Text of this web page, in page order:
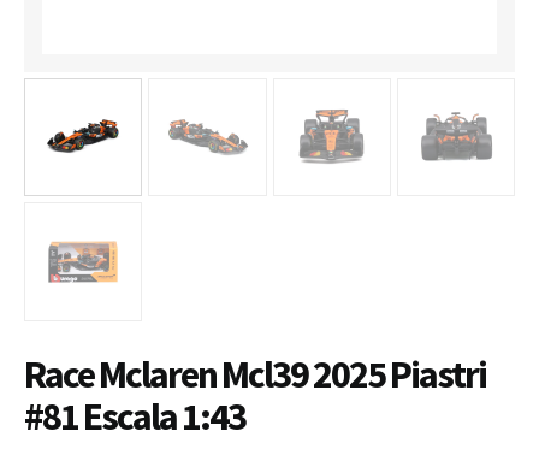
Race Mclaren Mcl39 2025 Piastri
#81 Escala 1:43